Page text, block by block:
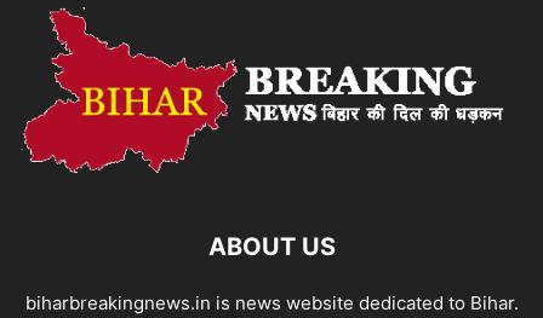
ABOUT US
biharbreakingnews.in is news website dedicated to Bihar.